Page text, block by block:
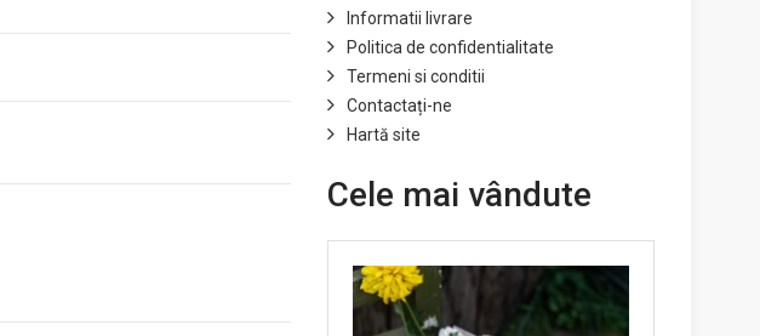
Informatii livrare
Politica de confidentialitate
Termeni si conditii
Contactați-ne
Hartă site
Cele mai vândute